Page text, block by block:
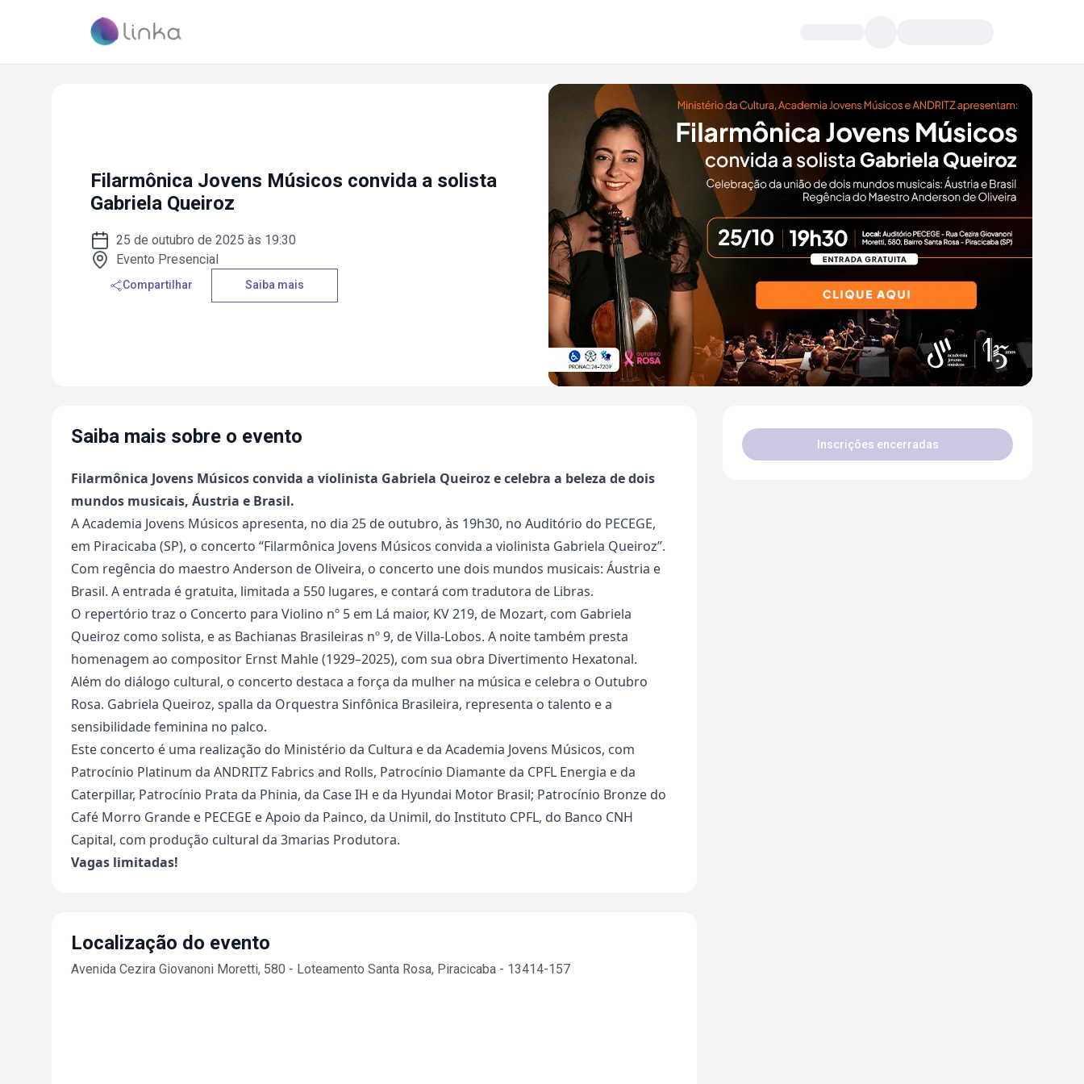
Filarmônica Jovens Músicos convida a solista
Gabriela Queiroz
25 de outubro de 2025 às 19:30
Evento Presencial
Compartilhar Saiba mais
Inscrições encerradas
Saiba mais sobre o evento
Filarmônica Jovens Músicos convida a violinista Gabriela Queiroz e celebra a beleza de dois
mundos musicais, Áustria e Brasil.
A Academia Jovens Músicos apresenta, no dia 25 de outubro, às 19h30, no Auditório do PECEGE,
em Piracicaba (SP), o concerto “Filarmônica Jovens Músicos convida a violinista Gabriela Queiroz”.
Com regência do maestro Anderson de Oliveira, o concerto une dois mundos musicais: Áustria e
Brasil. A entrada é gratuita, limitada a 550 lugares, e contará com tradutora de Libras.
O repertório traz o Concerto para Violino nº 5 em Lá maior, KV 219, de Mozart, com Gabriela
Queiroz como solista, e as Bachianas Brasileiras nº 9, de Villa-Lobos. A noite também presta
homenagem ao compositor Ernst Mahle (1929–2025), com sua obra Divertimento Hexatonal.
Além do diálogo cultural, o concerto destaca a força da mulher na música e celebra o Outubro
Rosa. Gabriela Queiroz, spalla da Orquestra Sinfônica Brasileira, representa o talento e a
sensibilidade feminina no palco.
Este concerto é uma realização do Ministério da Cultura e da Academia Jovens Músicos, com
Patrocínio Platinum da ANDRITZ Fabrics and Rolls, Patrocínio Diamante da CPFL Energia e da
Caterpillar, Patrocínio Prata da Phinia, da Case IH e da Hyundai Motor Brasil; Patrocínio Bronze do
Café Morro Grande e PECEGE e Apoio da Painco, da Unimil, do Instituto CPFL, do Banco CNH
Capital, com produção cultural da 3marias Produtora.
Vagas limitadas!
Localização do evento
Avenida Cezira Giovanoni Moretti, 580 - Loteamento Santa Rosa, Piracicaba - 13414-157